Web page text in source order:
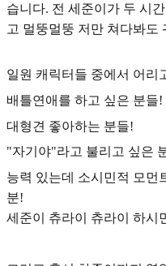
습니다. 전 세준이가 두 시
고 멀뚱멀뚱 저만 쳐다봐도
일원 캐릭터들 중에서 어리
배틀연애를 하고 싶은 분들!
대형견 좋아하는 분들!
"자기야"라고 불리고 싶은
능력 있는데 소시민적 모먼
분!
세준이 츄라이 츄라이 하시